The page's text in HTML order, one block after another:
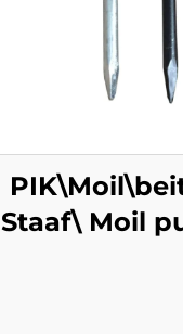
Staaf\ Moil